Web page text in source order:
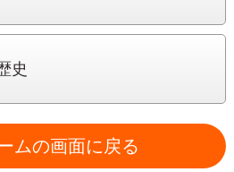
史
ムの画面に戻る